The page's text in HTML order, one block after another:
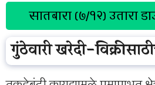
सातबारा (७/१२) उतारा
गुंठेवारी खरेदी-